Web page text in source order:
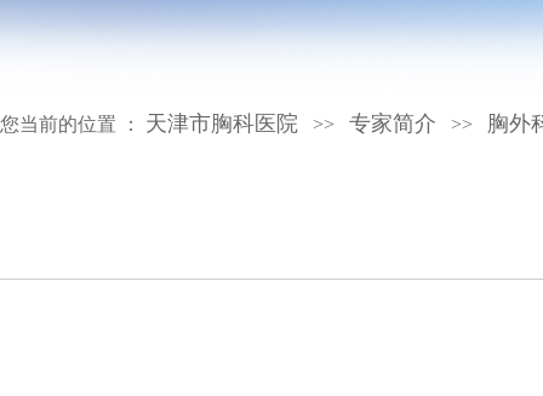
您当前的位置 ： 天津市胸科医院 >> 专家简介 >> 胸外